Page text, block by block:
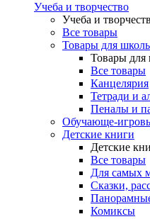
Учеба и творчество
Учеба и
Все товары
Товары для
Товары
Все товары
Канцелярия
Тетради и
Пеналы и
Обучающе-
Детские книги
Детские
Все товары
Для самых
Сказки,
Комиксы